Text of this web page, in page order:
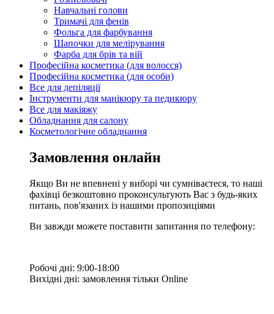
Навчальні голови
Тримачі для фенів
Фольга для фарбування
Шапочки для мелірування
Фарба для брів та вій
Професійна косметика (для волосся)
Професійна косметика (для особи)
Все для депіляції
Інструменти для манікюру та педикюру
Все для макіяжу
Обладнання для салону
Косметологічне обладнання
Замовлення онлайн
Якщо Ви не впевнені у виборі чи сумніваєтеся, то наші
фахівці безкоштовно проконсультують Вас з будь-яких
питань, пов'язаних із нашими пропозиціями
Ви завжди можете поставити запитання по телефону:
Робочі дні: 9:00-18:00
Вихідні дні: замовлення тільки Online